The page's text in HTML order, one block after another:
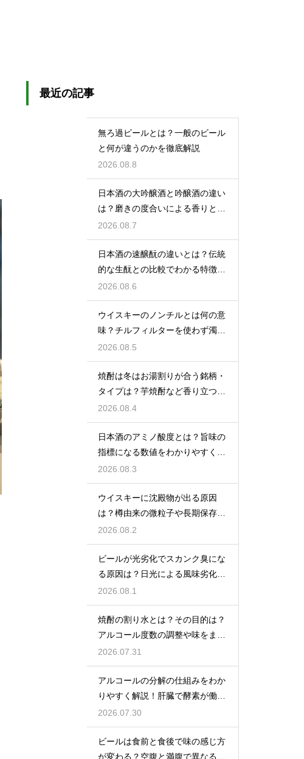
最近の記事
無ろ過ビールとは？一般のビール
と何が違うのかを徹底解説
2026.08.8
日本酒の大吟醸酒と吟醸酒の違い
は？磨きの度合いによる香りと味
の差を解説
2026.08.7
日本酒の速醸酛の違いとは？伝統
的な生酛との比較でわかる特徴を
解説
2026.08.6
ウイスキーのノンチルとは何の意
味？チルフィルターを使わず濁り
をあえて残す製法
2026.08.5
焼酎は冬はお湯割りが合う銘柄・
タイプは？芋焼酎など香り立つ本
格焼酎で体が温まる
2026.08.4
日本酒のアミノ酸度とは？旨味の
指標になる数値をわかりやすく解
説
2026.08.3
ウイスキーに沈殿物が出る原因
は？樽由来の微粒子や長期保存で
成分が析出するため
2026.08.2
ビールが光劣化でスカンク臭にな
る原因は？日光による風味劣化を
解説
2026.08.1
焼酎の割り水とは？その目的は？
アルコール度数の調整や味をまろ
やかにする効果を解説
2026.07.31
アルコールの分解の仕組みをわか
りやすく解説！肝臓で酵素が働き
アセトアルデヒドに変化して無害
化
2026.07.30
ビールは食前と食後で味の感じ方
が変わる？空腹と満腹で異なる味